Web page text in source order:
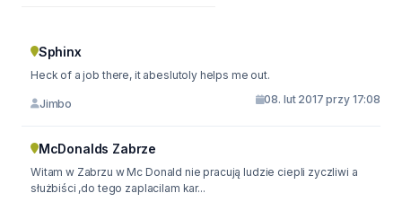
Sphinx
Heck of a job there, it abeslutoly helps me out.
Jimbo 08. lut 2017 przy 17:08
McDonalds Zabrze
Witam w Zabrzu w Mc Donald nie pracują ludzie ciepli zyczliwi a
służbiści ,do tego zaplacilam kar...